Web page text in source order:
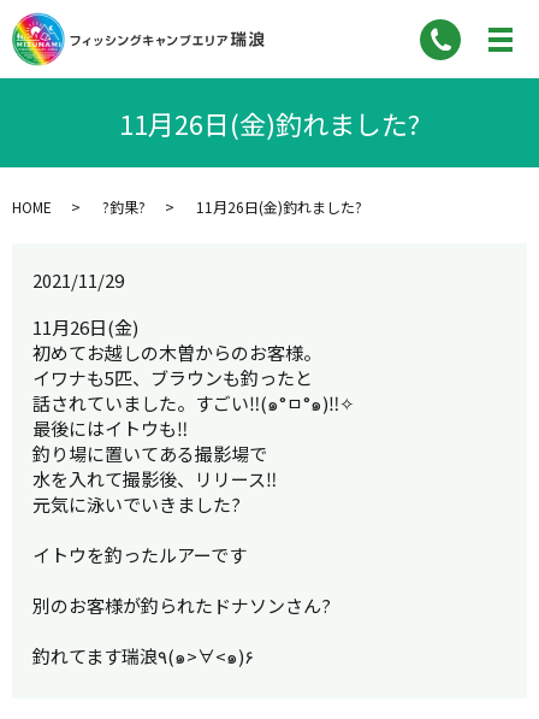
11月26日(金)釣れました?
HOME ?釣果? 11月26日(金)釣れました?
2021/11/29
11月26日(金)
初めてお越しの木曽からのお客様。
イワナも5匹、ブラウンも釣ったと
話されていました。すごい‼︎(๑°ㅁ°๑)‼✧
最後にはイトウも‼︎
釣り場に置いてある撮影場で
水を入れて撮影後、リリース‼︎
元気に泳いでいきました?
イトウを釣ったルアーです
別のお客様が釣られたドナソンさん?
釣れてます瑞浪٩(๑>∀<๑)۶